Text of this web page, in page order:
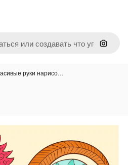
Поиск
руки нарисо…